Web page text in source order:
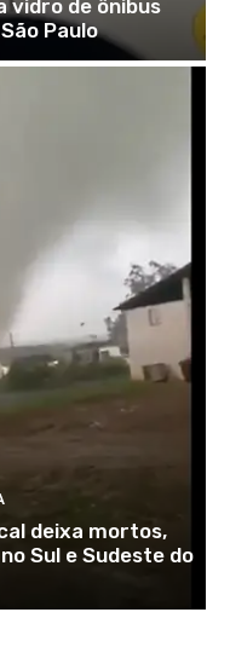
vidro de ônibus
Paulo
deixa mortos,
Sul e Sudeste do